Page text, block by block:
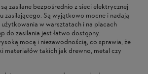
zasilane bezpośrednio z sieci elektrycznej
zasilającego. Są wyjątkowo mocne i nadają
w warsztatach i na placach
do zasilania jest łatwo dostępny.
mocą i niezawodnością, co sprawia, że
materiałów takich jak drewno, metal czy